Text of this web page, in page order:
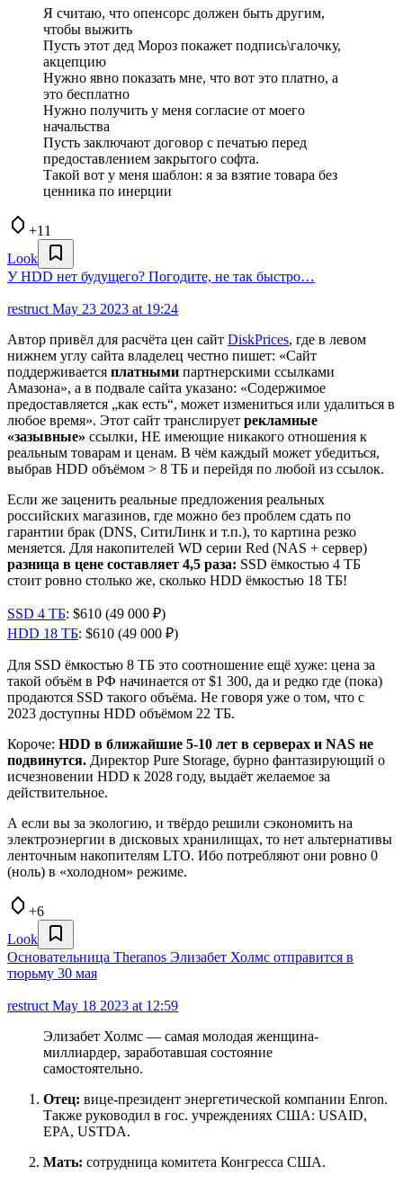
Я считаю, что опенсорс должен быть другим,
чтобы выжить
Пусть этот дед Мороз покажет подпись\галочку,
акцепцию
Нужно явно показать мне, что вот это платно, а
это бесплатно
Нужно получить у меня согласие от моего
начальства
Пусть заключают договор с печатью перед
предоставлением закрытого софта.
Такой вот у меня шаблон: я за взятие товара без
ценника по инерции
+11
Look
У HDD нет будущего? Погодите, не так быстро…
restruct May 23 2023 at 19:24
Автор привёл для расчёта цен сайт DiskPrices, где в левом
нижнем углу сайта владелец честно пишет: «Сайт
поддерживается платными партнерскими ссылками
Амазона», а в подвале сайта указано: «Содержимое
предоставляется „как есть“, может измениться или удалиться в
любое время». Этот сайт транслирует рекламные
«зазывные» ссылки, НЕ имеющие никакого отношения к
реальным товарам и ценам. В чём каждый может убедиться,
выбрав HDD объёмом > 8 ТБ и перейдя по любой из ссылок.
Если же заценить реальные предложения реальных
российских магазинов, где можно без проблем сдать по
гарантии брак (DNS, СитиЛинк и т.п.), то картина резко
меняется. Для накопителей WD серии Red (NAS + сервер)
разница в цене составляет 4,5 раза: SSD ёмкостью 4 ТБ
стоит ровно столько же, сколько HDD ёмкостью 18 ТБ!
SSD 4 ТБ: $610 (49 000 ₽)
HDD 18 ТБ: $610 (49 000 ₽)
Для SSD ёмкостью 8 ТБ это соотношение ещё хуже: цена за
такой объём в РФ начинается от $1 300, да и редко где (пока)
продаются SSD такого объёма. Не говоря уже о том, что с
2023 доступны HDD объёмом 22 ТБ.
Короче: HDD в ближайшие 5-10 лет в серверах и NAS не
подвинутся. Директор Pure Storage, бурно фантазирующий о
исчезновении HDD к 2028 году, выдаёт желаемое за
действительное.
А если вы за экологию, и твёрдо решили сэкономить на
электроэнергии в дисковых хранилищах, то нет альтернативы
ленточным накопителям LTO. Ибо потребляют они ровно 0
(ноль) в «холодном» режиме.
+6
Look
Основательница Theranos Элизабет Холмс отправится в
тюрьму 30 мая
restruct May 18 2023 at 12:59
Элизабет Холмс — самая молодая женщина-
миллиардер, заработавшая состояние
самостоятельно.
Отец: вице-президент энергетической компании Enron.
Также руководил в гос. учреждениях США: USAID,
EPA, USTDA.
Мать: сотрудница комитета Конгресса США.